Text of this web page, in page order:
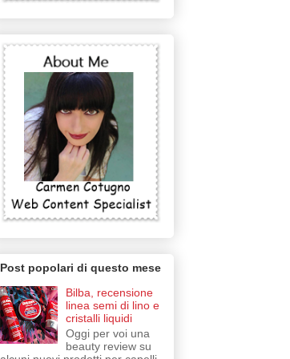
Post popolari di questo mese
Bilba, recensione
linea semi di lino e
cristalli liquidi
Oggi per voi una
beauty review su